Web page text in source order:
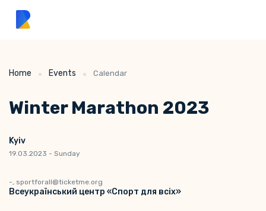
Home Events Calendar
Winter Marathon 2023
Kyiv
19.03.2023 - Sunday
-, sportforall@ticketme.org
Всеукраїнський центр «Спорт для всіх»